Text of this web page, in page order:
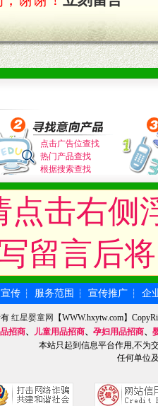
点击广告位查找
热门产品查找
根据搜索查找
点击右侧
留言后
传 ┆ 服务范围 ┆ 宣传推广 ┆ 企
有红星婴童网
【WWW.hxytw.com】
招商、 儿童用品招商、 孕妇用品招商、
本站只起到信息平台作用,不为
任何单位